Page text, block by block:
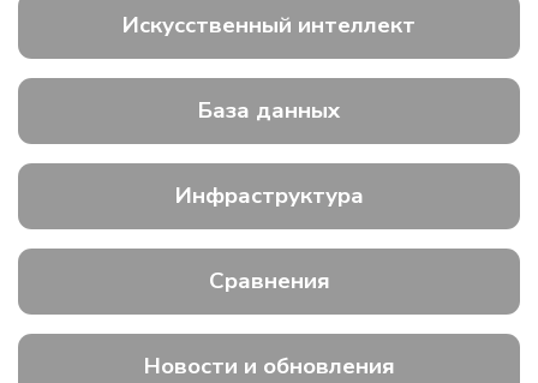
Искусственный интеллект
База данных
Инфраструктура
Сравнения
Новости и обновления